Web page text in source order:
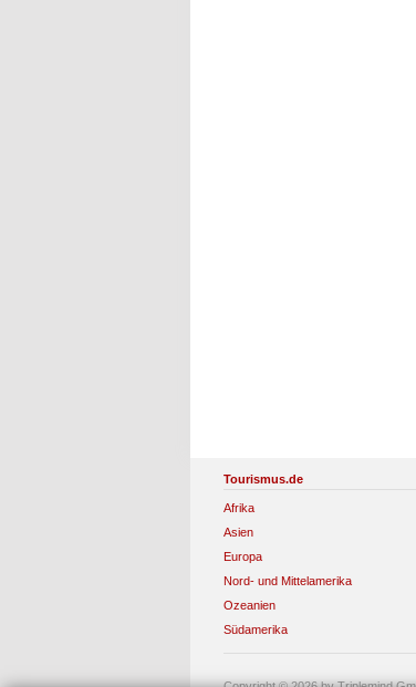
Tourismus.de
Afrika
Asien
Europa
Nord- und Mittelamerika
Ozeanien
Südamerika